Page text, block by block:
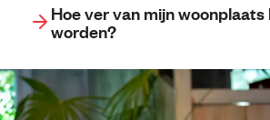
Hoe ver van mijn
worden?